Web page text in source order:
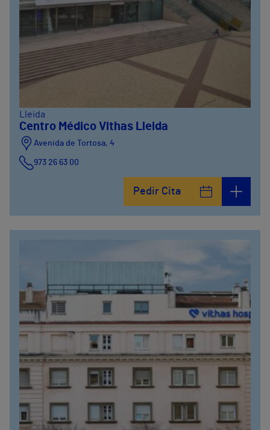
Lleida
Centro Médico Vithas Lleida
Avenida de Tortosa, 4
973 26 63 00
Pedir Cita